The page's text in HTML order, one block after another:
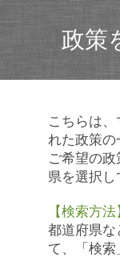
政策
こちらは
れた政策の
ご希望の
県を選択し
【検索方法
都道府県な
て、「検索